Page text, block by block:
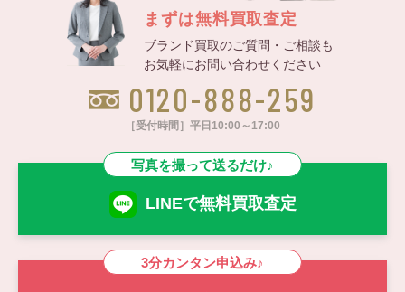
まずは無料買取査定
ブランド買取のご質問・ご相談も
お気軽にお問い合わせください
0120-888-259
［受付時間］平日10:00～17:00
LINEで無料買取査定
写真を撮って送るだけ♪
3分カンタン申込み♪